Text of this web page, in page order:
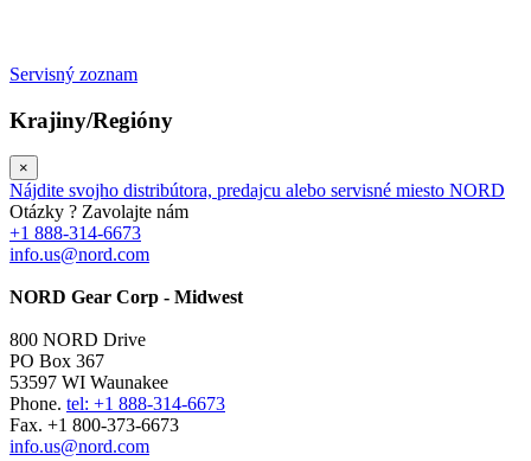
Servisný zoznam
Krajiny/Regióny
×
Nájdite svojho distribútora, predajcu alebo servisné miesto NORD
Otázky ? Zavolajte nám
+1 888-314-6673
info.us@nord.com
NORD Gear Corp - Midwest
800 NORD Drive
PO Box 367
53597 WI Waunakee
Phone. tel: +1 888-314-6673
Fax. +1 800-373-6673
info.us@nord.com